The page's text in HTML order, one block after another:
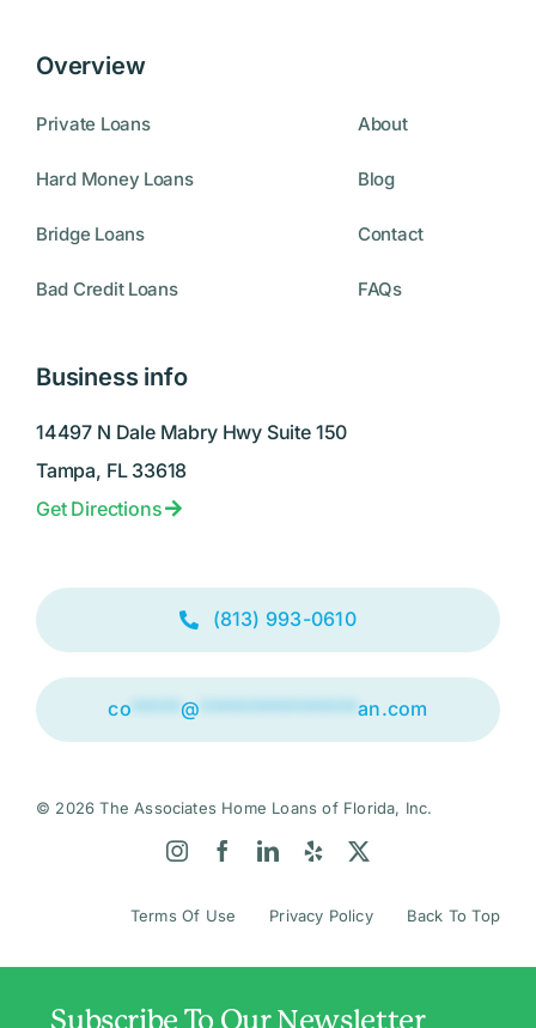
Overview
Private Loans
Hard Money Loans
Bridge Loans
Bad Credit Loans
About
Blog
Contact
FAQs
Business info
14497 N Dale Mabry Hwy Suite 150
Tampa, FL 33618
Get Directions
(813) 993-0610
co *****@ ****************an.com
© 2026 The Associates Home Loans of Florida, Inc.
Terms Of Use Privacy Policy Back To Top
Subscribe To Our Newsletter